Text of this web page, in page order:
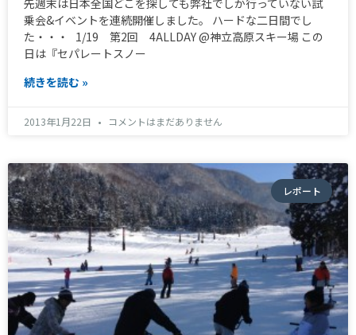
先週末は日本全国どこを探しても弊社でしか行っていない試
乗会&イベントを連続開催しました。 ハードな二日間でし
た・・・ 1/19 第2回 4ALLDAY @神立高原スキー場 この
日は『セパレートスノー
続きを読む »
2013年1月22日 コメントはまだありません
レポート